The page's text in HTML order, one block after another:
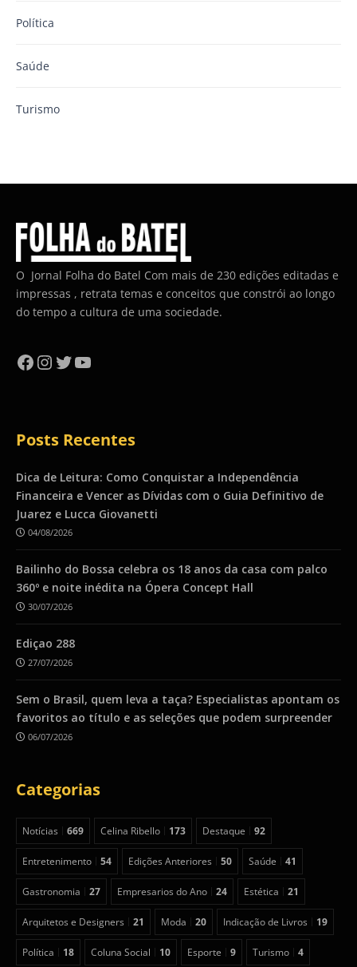
Política
Saúde
Turismo
O Jornal Folha do Batel Com mais de 230 edições editadas e
impressas , retrata temas e conceitos que constrói ao longo
do tempo a cultura de uma sociedade.
Facebook
Instagram
Twitter
YouTube
Posts Recentes
Dica de Leitura: Como Conquistar a Independência
Financeira e Vencer as Dívidas com o Guia Definitivo de
Juarez e Lucca Giovanetti
04/08/2026
Bailinho do Bossa celebra os 18 anos da casa com palco
360º e noite inédita na Ópera Concept Hall
30/07/2026
Ediçao 288
27/07/2026
Sem o Brasil, quem leva a taça? Especialistas apontam os
favoritos ao título e as seleções que podem surpreender
06/07/2026
Categorias
Notícias 669 Celina Ribello 173 Destaque 92
Entretenimento 54 Edições Anteriores 50 Saúde 41
Gastronomia 27 Empresarios do Ano 24 Estética 21
Arquitetos e Designers 21 Moda 20 Indicação de Livros 19
Política 18 Coluna Social 10 Esporte 9 Turismo 4